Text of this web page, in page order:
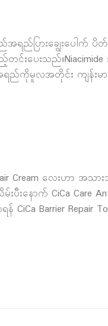
ရည်ပြားချွေးပေါက်
းပေးသည်။
အရည်ကိုမူလအတိုင်း ကျန်
Cream လေးဟာ
ာက် CiCa Care Anti
Barrier Repair